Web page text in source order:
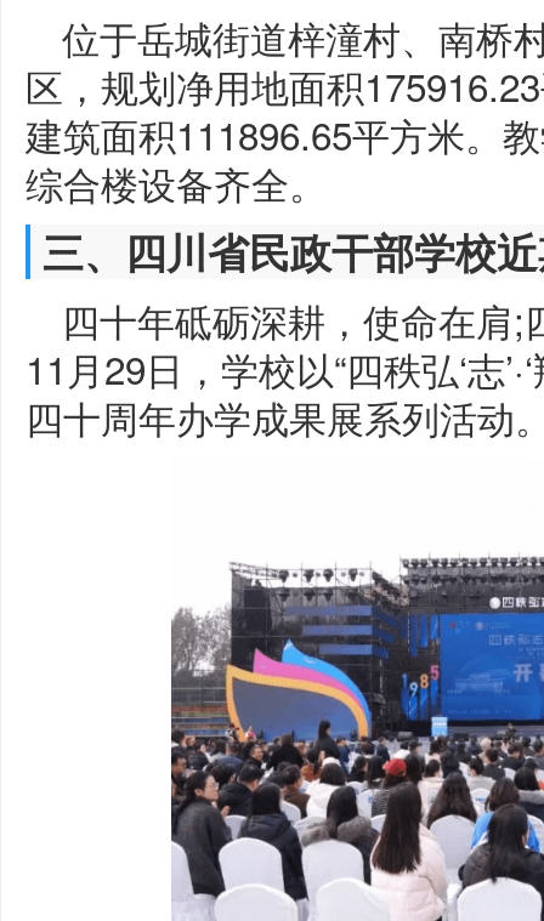
位于岳城街道梓潼村、南桥
区，规划净用地面积
建筑面积111896.65平方米。
综合楼设备齐全。
三、四川省民政干部学校
四十年砥砺深耕，使命在肩
11月29日，学校以“四秩弘‘志
四十周年办学成果展系列活动